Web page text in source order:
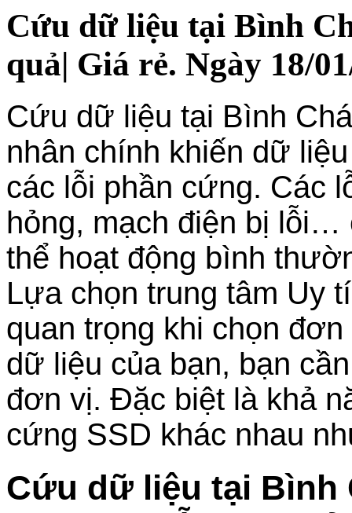
Cứu dữ liệu tại Bình
quả| Giá rẻ. Ngày 18/
Cứu dữ liệu tại Bình
nhân chính khiến dữ
các lỗi phần cứng. Các
hỏng, mạch điện bị lỗi…
thể hoạt động bình
Lựa chọn trung tâm Uy
quan trọng khi chọn
dữ liệu của bạn, bạn
đơn vị. Đặc biệt là khả
cứng SSD khác nhau
Cứu dữ liệu tại Bình